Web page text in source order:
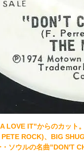
LOVE IT"からのカット
ROCK)、BIG
ソウルの名曲"DON'T